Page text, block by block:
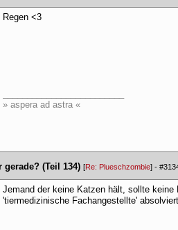
Regen <3
» aspera ad astra «
gerade? (Teil 134) [Re: Plueschzombie] -
Jemand der keine Katzen hält, sollte keine
'tiermedizinische Fachangestellte'